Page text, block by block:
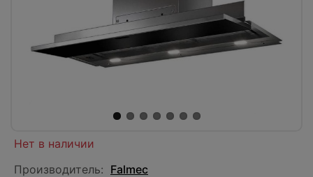
Нет в наличии
Производитель: Falmec